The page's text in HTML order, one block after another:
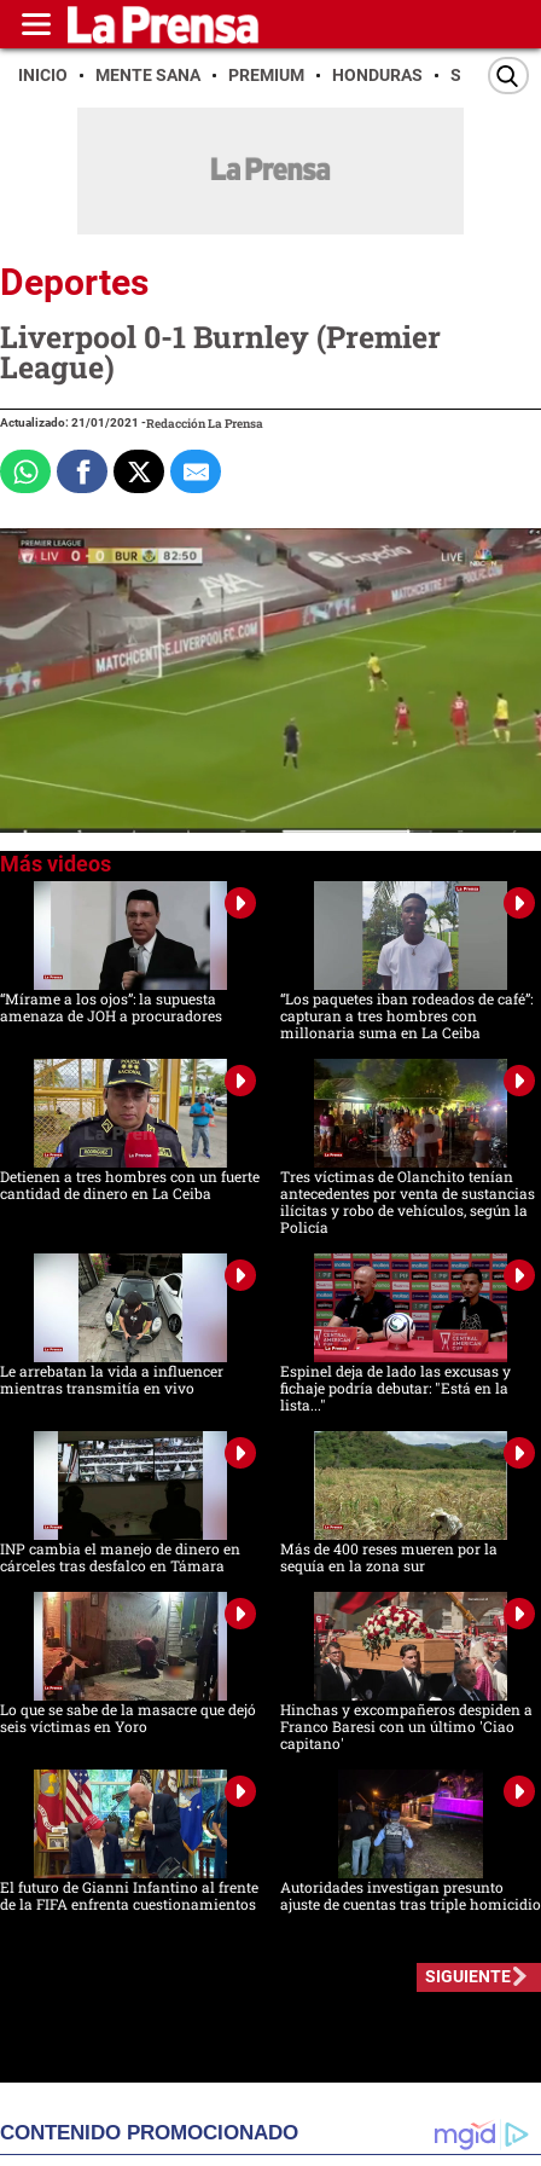
INICIO MENTE SANA PREMIUM HONDURAS SAN PEDRO
Deportes
Liverpool 0-1 Burnley (Premier
League)
Actualizado: 21/01/2021 -Redacción La Prensa
seconds
Próximo
Burnley 0-2 Liverpool (Premier League)
01:49
“Mírame a los ojos”: la supuesta
amenaza de JOH a procuradores
“Los paquetes iban rodeados de café”:
capturan a tres hombres con
millonaria suma en La Ceiba
Detienen a tres hombres con un fuerte
cantidad de dinero en La Ceiba
Tres víctimas de Olanchito tenían
antecedentes por venta de sustancias
ilícitas y robo de vehículos, según la
Policía
Le arrebatan la vida a influencer
mientras transmitía en vivo
Espinel deja de lado las excusas y
fichaje podría debutar: "Está en la
lista..."
INP cambia el manejo de dinero en
cárceles tras desfalco en Támara
Más de 400 reses mueren por la
sequía en la zona sur
Lo que se sabe de la masacre que dejó
seis víctimas en Yoro
Hinchas y excompañeros despiden a
Franco Baresi con un último 'Ciao
capitano'
El futuro de Gianni Infantino al frente
de la FIFA enfrenta cuestionamientos
Autoridades investigan presunto
ajuste de cuentas tras triple homicidio
SIGUIENTE
CONTENIDO PROMOCIONADO